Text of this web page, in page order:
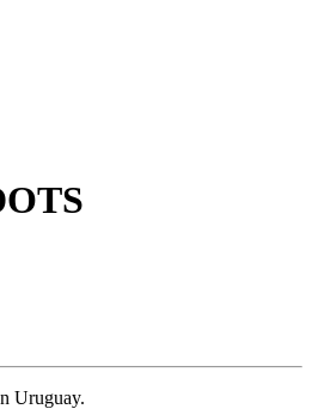
Uruguay.